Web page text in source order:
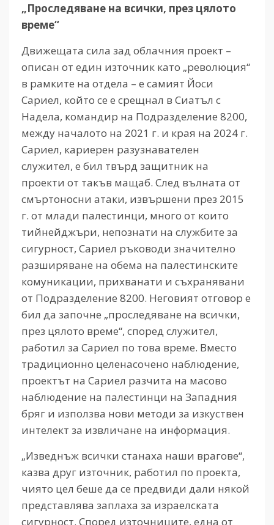
„Проследяване на всички, през цялото
време“
Движещата сила зад облачния проект –
описан от един източник като „революция“
в рамките на отдела – е самият Йоси
Сариел, който се е срещнал в Сиатъл с
Надела, командир на Подразделение 8200,
между началото на 2021 г. и края на 2024 г.
Сариел, кариерен разузнавателен
служител, е бил твърд защитник на
проекти от такъв мащаб. След вълната от
смъртоносни атаки, извършени през 2015
г. от млади палестинци, много от които
тийнейджъри, непознати на службите за
сигурност, Сариел ръководи значително
разширяване на обема на палестинските
комуникации, прихванати и съхранявани
от Подразделение 8200. Неговият отговор е
бил да започне „проследяване на всички,
през цялото време“, според служител,
работил за Сариел по това време. Вместо
традиционно целенасочено наблюдение,
проектът на Сариел разчита на масово
наблюдение на палестинци на Западния
бряг и използва нови методи за изкуствен
интелект за извличане на информация.
„Изведнъж всички станаха наши врагове“,
казва друг източник, работил по проекта,
чиято цел беше да се предвиди дали някой
представлява заплаха за израелската
сигурност. Според източниците, една от